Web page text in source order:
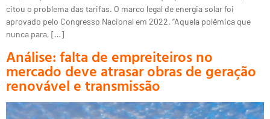
citou o problema das tarifas. O marco legal de energia solar foi
aprovado pelo Congresso Nacional em 2022. “Aquela polêmica que
nunca para, […]
Análise: falta de empreiteiros no
mercado deve atrasar obras de geração
renovável e transmissão